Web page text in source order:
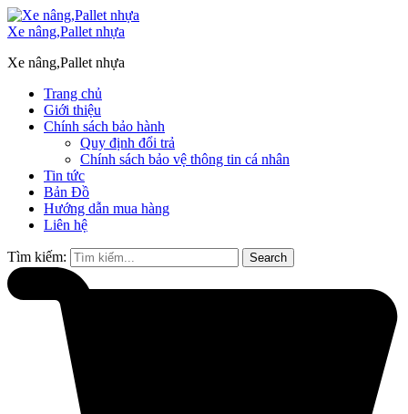
Xe nâng,Pallet nhựa
Xe nâng,Pallet nhựa
Trang chủ
Giới thiệu
Chính sách bảo hành
Quy định đổi trả
Chính sách bảo vệ thông tin cá nhân
Tin tức
Bản Đồ
Hướng dẫn mua hàng
Liên hệ
Tìm kiếm: Search